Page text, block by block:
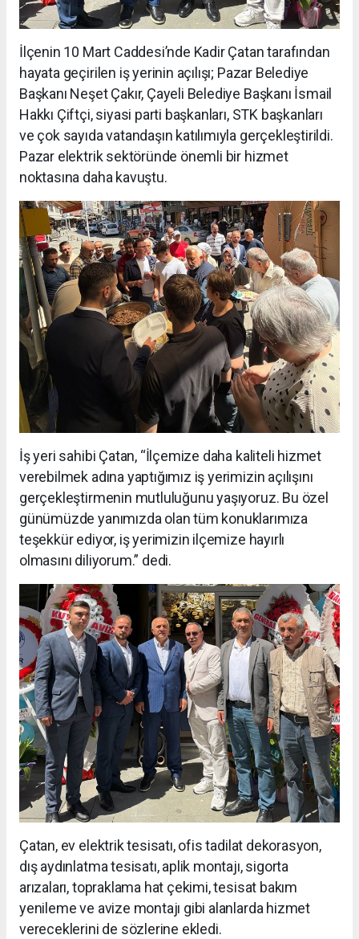
İlçenin 10 Mart Caddesi’nde Kadir Çatan tarafından
hayata geçirilen iş yerinin açılışı; Pazar Belediye
Başkanı Neşet Çakır, Çayeli Belediye Başkanı İsmail
Hakkı Çiftçi, siyasi parti başkanları, STK başkanları
ve çok sayıda vatandaşın katılımıyla gerçekleştirildi.
Pazar elektrik sektöründe önemli bir hizmet
noktasına daha kavuştu.
İş yeri sahibi Çatan, “İlçemize daha kaliteli hizmet
verebilmek adına yaptığımız iş yerimizin açılışını
gerçekleştirmenin mutluluğunu yaşıyoruz. Bu özel
günümüzde yanımızda olan tüm konuklarımıza
teşekkür ediyor, iş yerimizin ilçemize hayırlı
olmasını diliyorum.” dedi.
Çatan, ev elektrik tesisatı, ofis tadilat dekorasyon,
dış aydınlatma tesisatı, aplik montajı, sigorta
arızaları, topraklama hat çekimi, tesisat bakım
yenileme ve avize montajı gibi alanlarda hizmet
vereceklerini de sözlerine ekledi.